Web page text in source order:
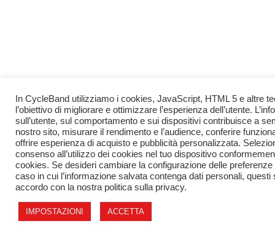
In CycleBand utilizziamo i cookies, JavaScript, HTML 5 e altre
l’obiettivo di migliorare e ottimizzare l’esperienza dell’utente.
sull’utente, sul comportamento e sui dispositivi contribuisce a
nostro sito, misurare il rendimento e l’audience, conferire
offrire esperienza di acquisto e pubblicità personalizzata.
consenso all’utilizzo dei cookies nel tuo dispositivo
cookies. Se desideri cambiare la configurazione delle
caso in cui l’informazione salvata contenga dati personali,
accordo con la nostra politica sulla privacy.
IMPOSTAZIONI ACCETTA